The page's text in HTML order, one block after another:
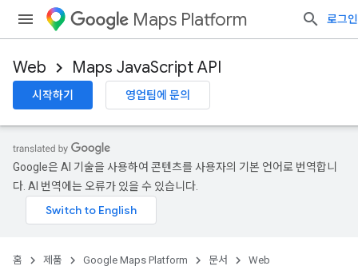
Maps Platform 로그인
Web Maps JavaScript API
시작하기 영업팀에 문의
Google은 AI 기술을 사용하여 콘텐츠를 사용자의 기본 언어로 번역합니
다. AI 번역에는 오류가 있을 수 있습니다.
홈 제품 Google Maps Platform 문서
Web